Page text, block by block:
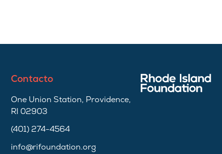
Contacto
One Union Station, Providence,
RI 02903
(401) 274-4564
info@rifoundation.org